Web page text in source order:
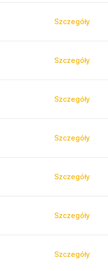
Szczegóły
Szczegóły
Szczegóły
Szczegóły
Szczegóły
Szczegóły
Szczegóły